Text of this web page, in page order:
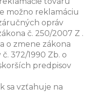
možno reklamáciu
opráv
č. 250/2007 Z .
o zmene zákona
372/1990 Zb. o
predpisov
sa vzťahuje na